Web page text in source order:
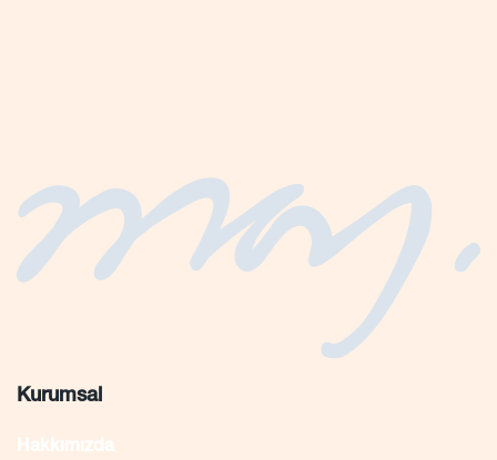
Kurumsal
Hakkımızda